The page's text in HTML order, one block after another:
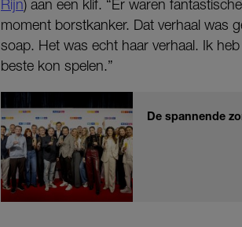
Rijn) aan een klif. “Er waren
moment borstkanker. Dat verhaal was
soap. Het was echt haar verhaal. Ik
beste kon spelen.”
De spannende